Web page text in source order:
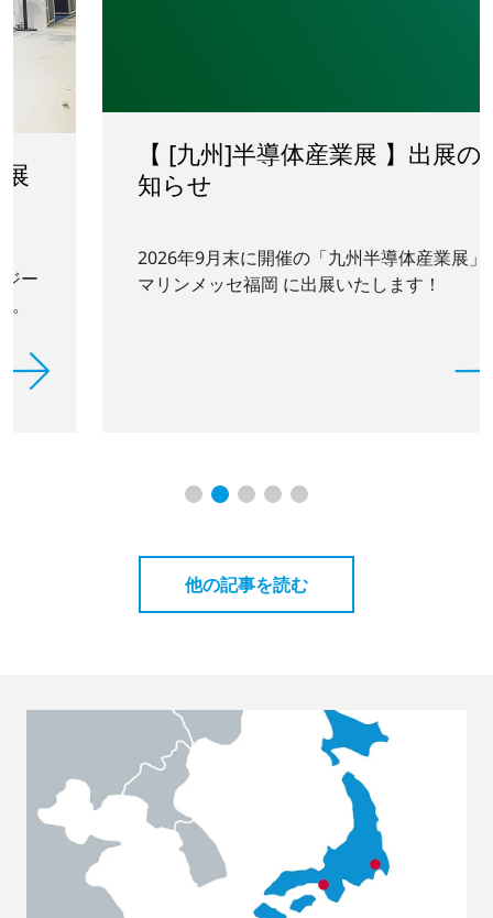
【 [九州]半導体産業展 】出展のお
知らせ
2026年9月末に開催の「九州半導体産業展」 ＠
マリンメッセ福岡 に出展いたします！
他の記事を読む